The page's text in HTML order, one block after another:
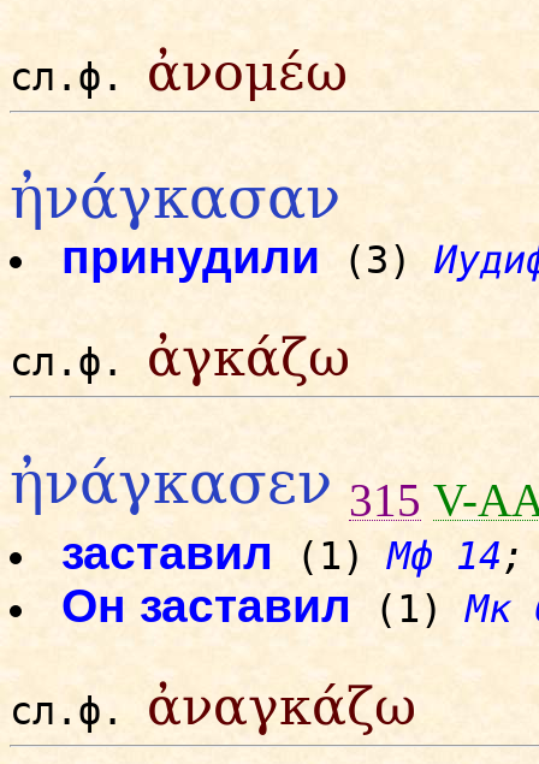
сл.ф. ἀνομέω
ἠνάγκασαν
принудили (3)
сл.ф. ἀγκάζω
ἠνάγκασεν 315 V-
заставил (1)Мф 14;
Он заставил (1)Мк
сл.ф. ἀναγκάζω